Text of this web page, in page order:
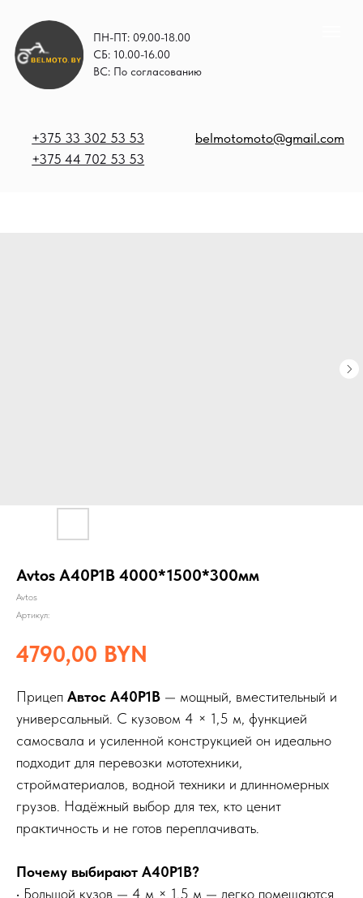
ПН-ПТ: 09.00-18.00
СБ: 10.00-16.00
ВС: По согласованию
Avtos A40P1B 4000*1500*300мм
Avtos
Артикул:
4790,00 BYN
Прицеп Автос A40P1B — мощный, вместительный и
универсальный. С кузовом 4 × 1,5 м, функцией
самосвала и усиленной конструкцией он идеально
подходит для перевозки мототехники,
стройматериалов, водной техники и длинномерных
грузов. Надёжный выбор для тех, кто ценит
практичность и не готов переплачивать.
Почему выбирают A40P1B?
• Большой кузов — 4 м × 1,5 м — легко помещаются